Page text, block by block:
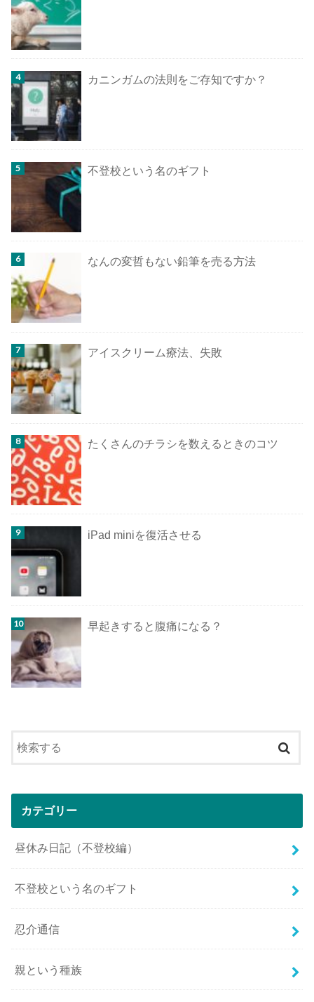
カニンガムの法則をご存知ですか？
不登校という名のギフト
なんの変哲もない鉛筆を売る方法
アイスクリーム療法、失敗
たくさんのチラシを数えるときのコツ
iPad miniを復活させる
早起きすると腹痛になる？
カテゴリー
昼休み日記（不登校編）
不登校という名のギフト
忍介通信
親という種族